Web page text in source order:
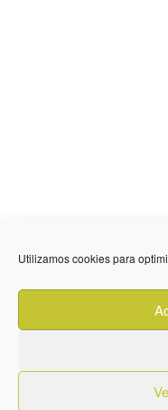
Utilizamos cookies para
636 01
info @
Privacidad